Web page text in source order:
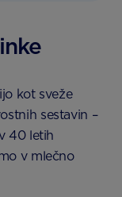
kot sveže
sestavin –
40 letih
v mlečno